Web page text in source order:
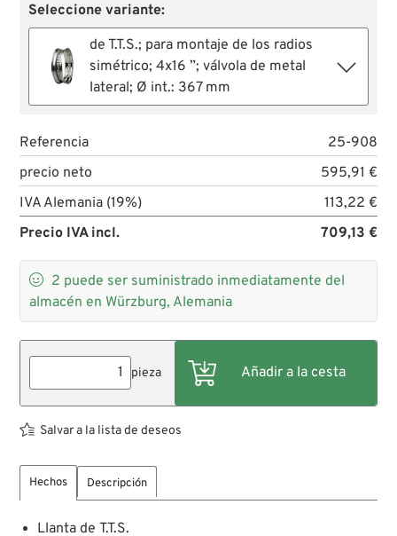
Seleccione variante:
de T.T.S.; para montaje de los radios
simétrico; 4x16 ”; válvola de metal
lateral; Ø int.: 367 mm
Referencia
25-908
precio neto
595,91 €
IVA Alemania (19%)
113,22 €
Precio IVA incl.
709,13 €
 2 puede ser suministrado inmediatamente del
almacén en Würzburg, Alemania
pieza
Salvar a la lista de deseos
Hechos Descripción
Llanta de T.T.S.